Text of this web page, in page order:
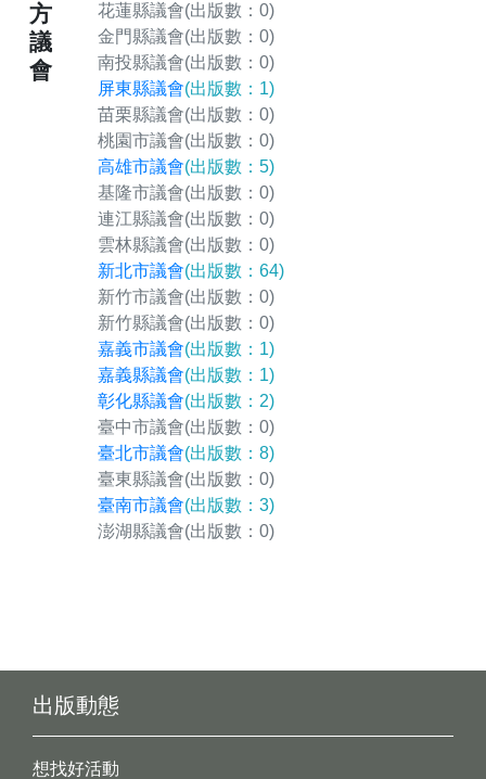
方
議
會
花蓮縣議會(出版數：0)
金門縣議會(出版數：0)
南投縣議會(出版數：0)
屏東縣議會(出版數：1)
苗栗縣議會(出版數：0)
桃園市議會(出版數：0)
高雄市議會(出版數：5)
基隆市議會(出版數：0)
連江縣議會(出版數：0)
雲林縣議會(出版數：0)
新北市議會(出版數：64)
新竹市議會(出版數：0)
新竹縣議會(出版數：0)
嘉義市議會(出版數：1)
嘉義縣議會(出版數：1)
彰化縣議會(出版數：2)
臺中市議會(出版數：0)
臺北市議會(出版數：8)
臺東縣議會(出版數：0)
臺南市議會(出版數：3)
澎湖縣議會(出版數：0)
出版動態
想找好活動